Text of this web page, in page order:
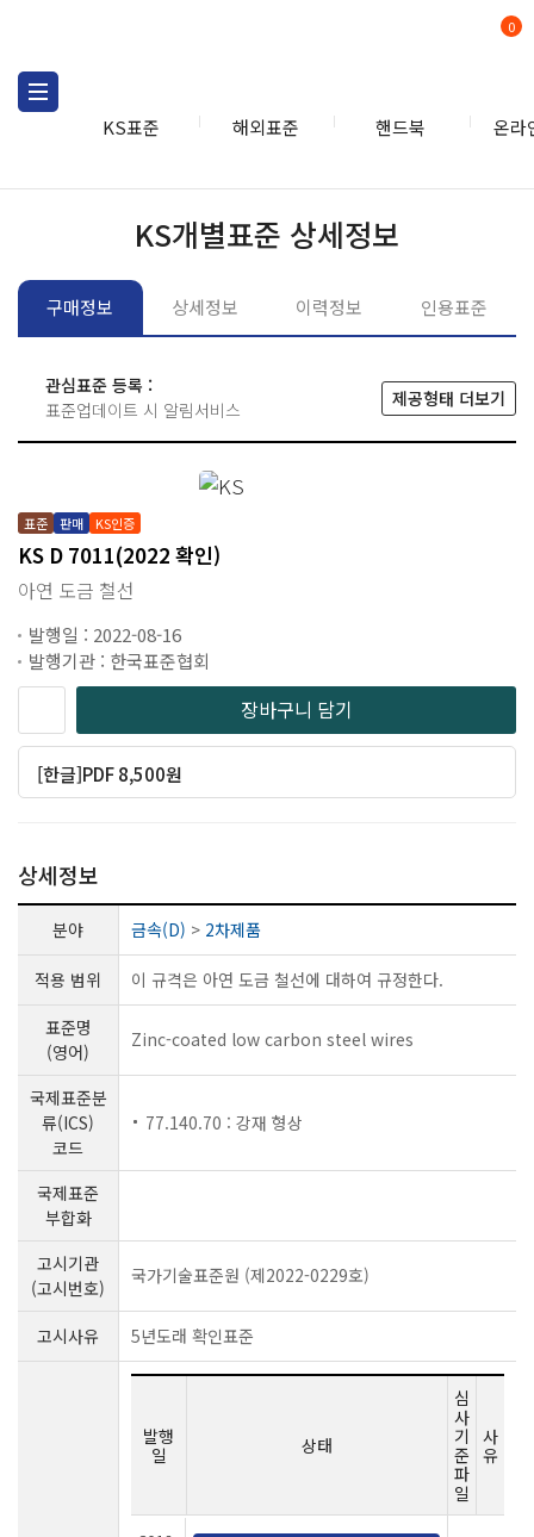
KS표준 해외표준 핸드북 온라
0
KS개별표준 상세정보
구매정보 상세정보 이력정보 인용표준
관심표준 등록 :
표준업데이트 시 알림서비스
제공형태 더보기
표준 판매 KS인증
KS D 7011(2022 확인)
아연 도금 철선
발행일 : 2022-08-16
발행기관 : 한국표준협회
장바구니 담기
[한글]PDF 8,500원
상세정보
분야 금속(D) > 2차제품
적용 범위
이 규격은 아연 도금 철선에 대하여 규정한다.
표준명
(영어)
Zinc-coated low carbon steel wires
국제표준분
류(ICS)
코드
77.140.70 : 강재 형상
국제표준
부합화
고시기관
(고시번호)
국가기술표준원 (제2022-0229호)
고시사유 5년도래 확인표준
발행
일
상태
심
사
기
준
파
일
사
유